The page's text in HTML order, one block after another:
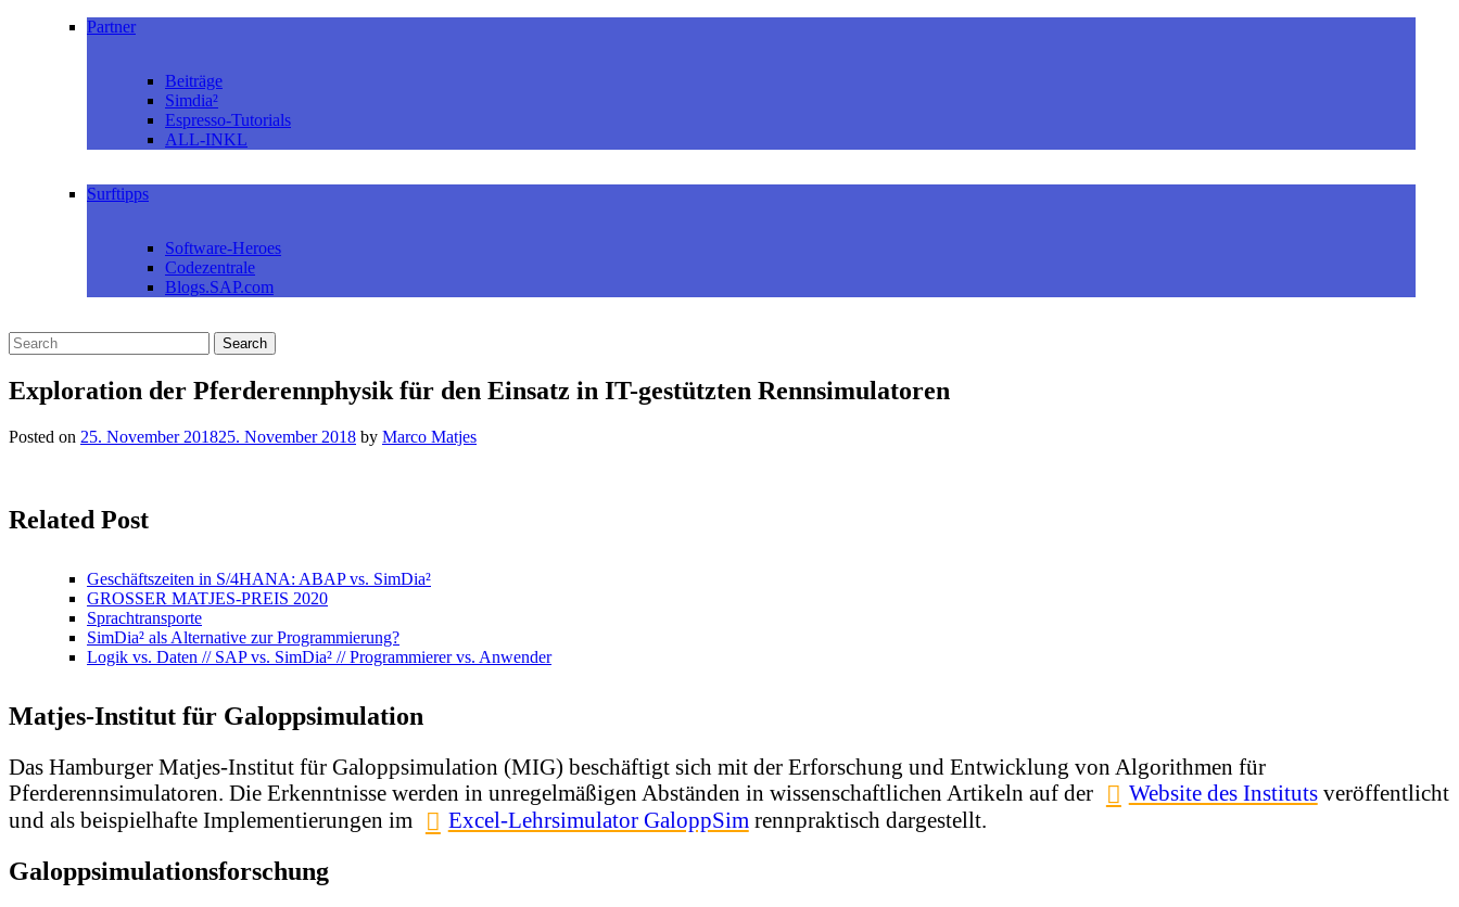
Partner
Beiträge
Simdia²
Espresso-Tutorials
ALL-INKL
Surftipps
Software-Heroes
Codezentrale
Blogs.SAP.com
Exploration der Pferderennphysik für den Einsatz in IT-gestützten Rennsimulatoren
Posted on 25. November 201825. November 2018 by Marco Matjes
Related Post
Geschäftszeiten in S/4HANA: ABAP vs. SimDia²
GROSSER MATJES-PREIS 2020
Sprachtransporte
SimDia² als Alternative zur Programmierung?
Logik vs. Daten // SAP vs. SimDia² // Programmierer vs. Anwender
Matjes-Institut für Galoppsimulation
Das Hamburger Matjes-Institut für Galoppsimulation (MIG) beschäftigt sich mit der Erforschung und Entwicklung von Algorithmen für
Pferderennsimulatoren. Die Erkenntnisse werden in unregelmäßigen Abständen in wissenschaftlichen Artikeln auf der
Website des Institutsveröffentlicht
und als beispielhafte Implementierungen im
Excel-Lehrsimulator GaloppSim rennpraktisch dargestellt.
Galoppsimulationsforschung